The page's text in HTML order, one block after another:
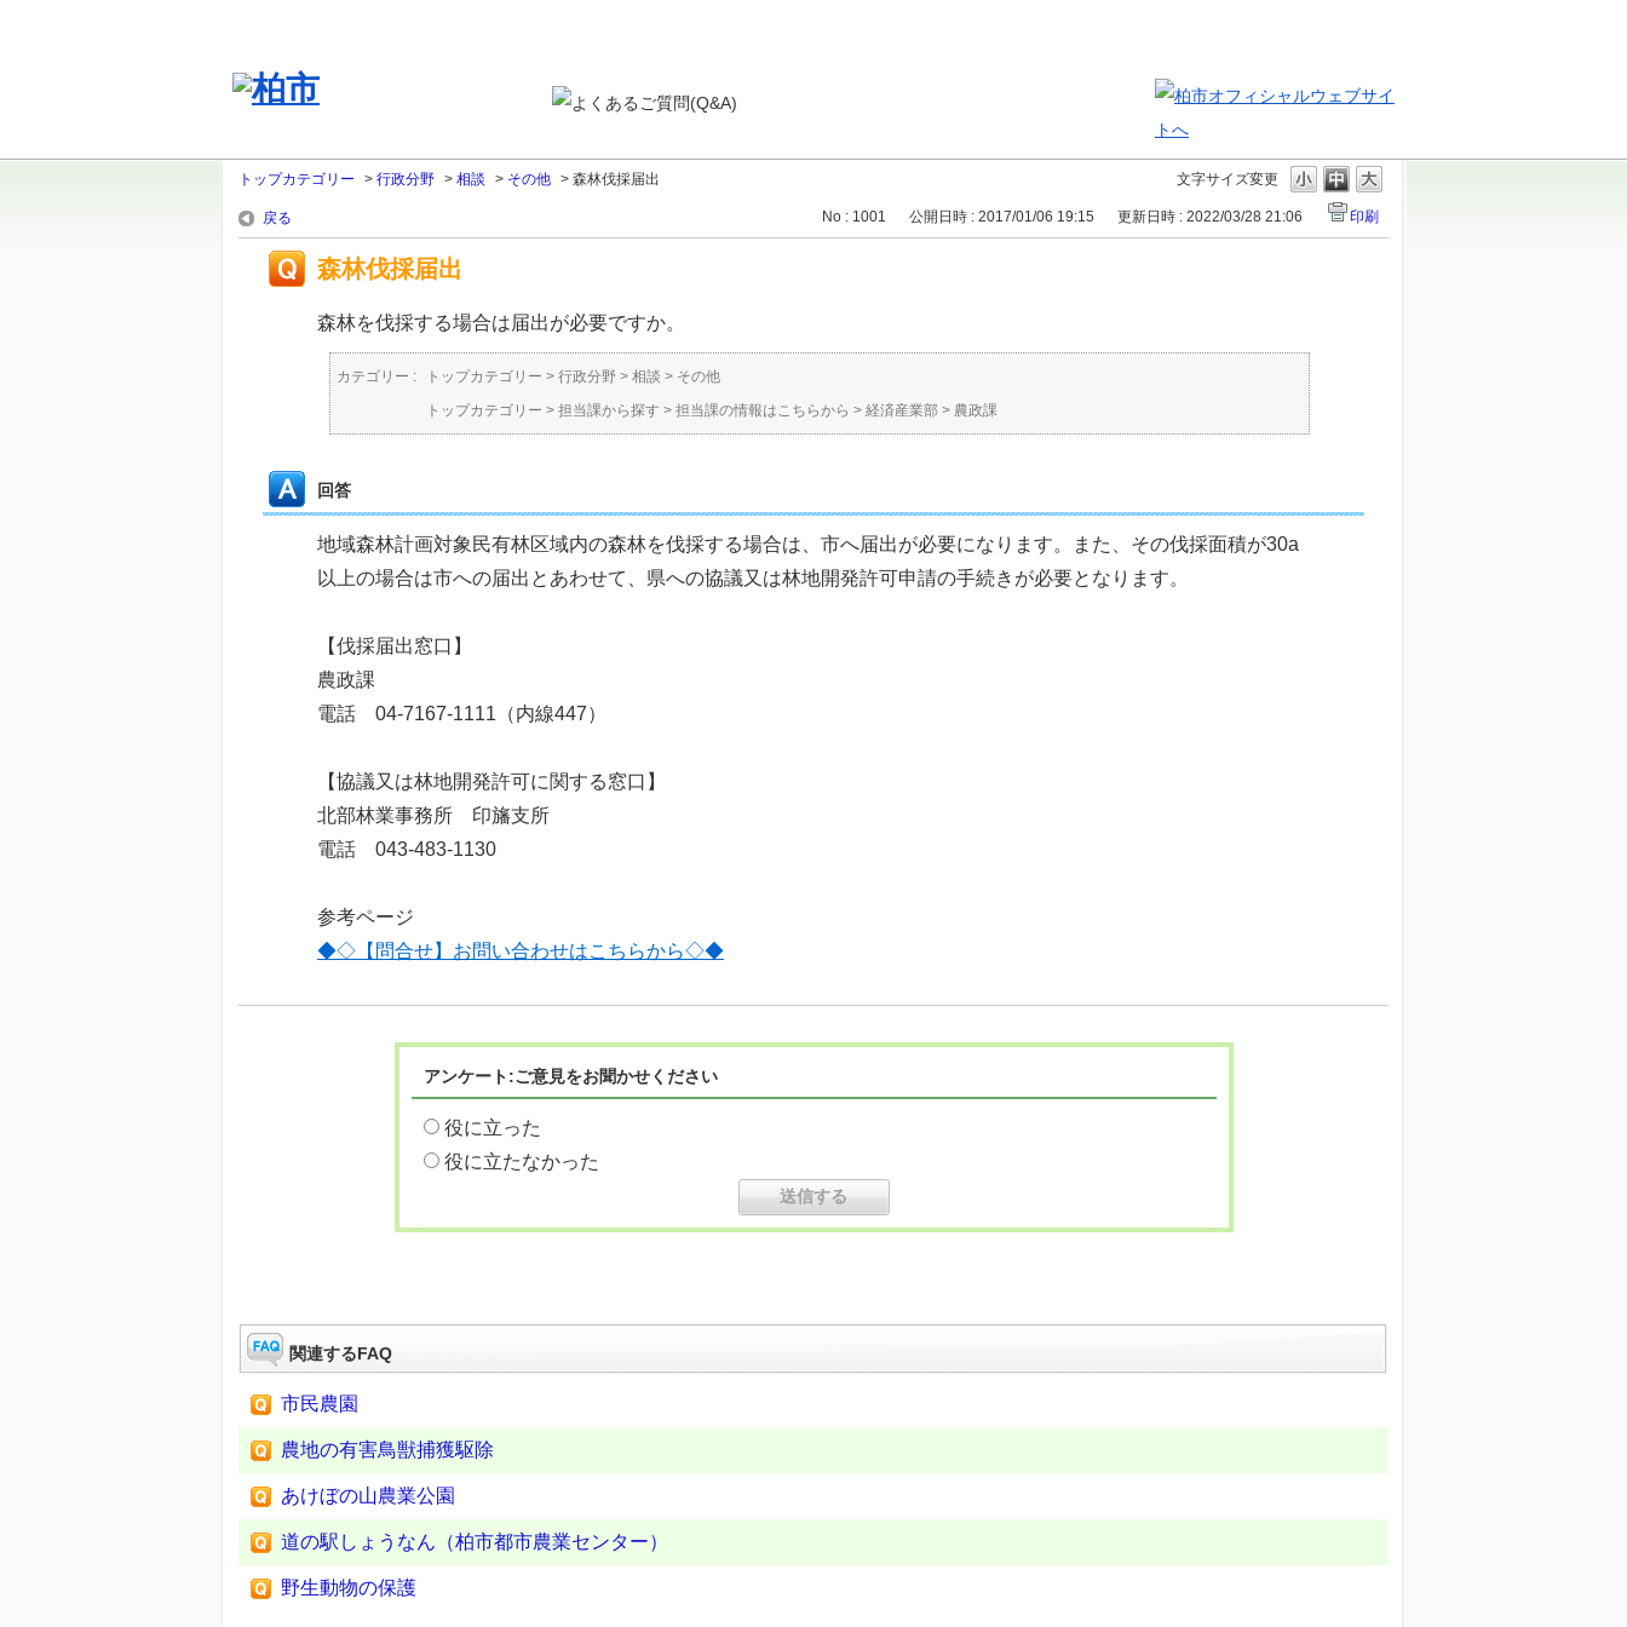
文字サイズ変更
トップカテゴリー > 行政分野 > 相談 > その他 > 森林伐採届出
戻る No : 1001 公開日時 : 2017/01/06 19:15 更新日時 : 2022/03/28 21:06 印刷
森林伐採届出
森林を伐採する場合は届出が必要ですか。
カテゴリー : トップカテゴリー > 行政分野 > 相談 > その他
トップカテゴリー > 担当課から探す > 担当課の情報はこちらから > 経済産業部 > 農政課
回答
地域森林計画対象民有林区域内の森林を伐採する場合は、市へ届出が必要になります。また、その伐採面積が30a
以上の場合は市への届出とあわせて、県への協議又は林地開発許可申請の手続きが必要となります。
【伐採届出窓口】
農政課
電話 04-7167-1111（内線447）
【協議又は林地開発許可に関する窓口】
北部林業事務所 印旛支所
電話 043-483-1130
参考ページ
◆◇【問合せ】お問い合わせはこちらから◇◆
アンケート:ご意見をお聞かせください
役に立った
役に立たなかった
関連するFAQ
市民農園
農地の有害鳥獣捕獲駆除
あけぼの山農業公園
道の駅しょうなん（柏市都市農業センター）
野生動物の保護